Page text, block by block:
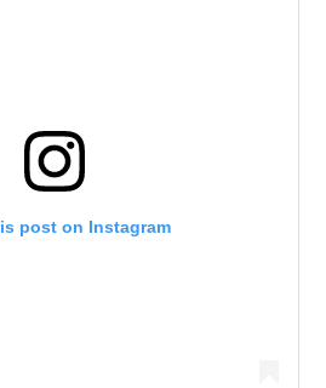
post on Instagram